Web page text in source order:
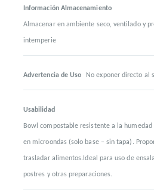
Información Almacenamiento
Almacenar en ambiente seco, ventilado y
intemperie
Advertencia de Uso No exponer directo al
Usabilidad
Bowl compostable resistente a la humedad
en microondas (solo base – sin tapa).
trasladar alimentos.Ideal para uso de
postres y otras preparaciones.